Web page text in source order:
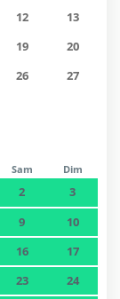
12
13
19
20
26
27
Sam Dim
2
3
9
10
16
17
23
24